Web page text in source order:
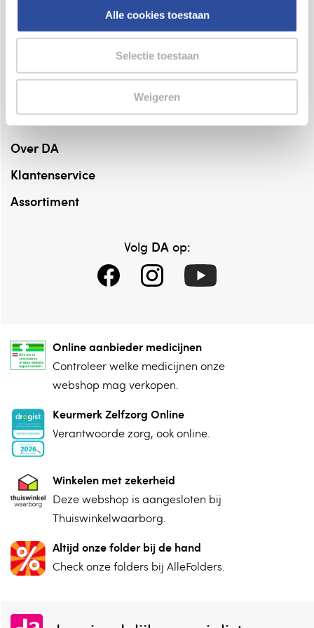
Alle cookies toestaan
Selectie toestaan
Weigeren
Gratis verzending vanaf 49.-
8.6 uit4.106 reviews
Over DA
Klantenservice
Assortiment
Volg DAop:
Online aanbieder medicijnen
⁠Controleer welke medicijnen onze
webshop mag verkopen.
Keurmerk Zelfzorg Online
⁠Verantwoorde zorg, ⁠ook online.
Winkelen met zekerheid
⁠Deze webshop is aangesloten ⁠bij
Thuiswinkelwaarborg.
Altijd onze folder bij de hand
Check onze folders ⁠bij AlleFolders.